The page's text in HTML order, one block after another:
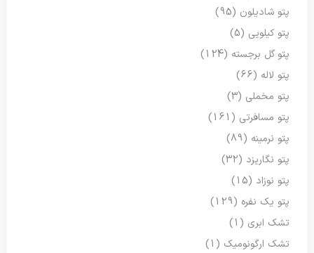
پتو شادیلون (95)
پتو کیلویی (5)
پتو گل برجسته (124)
پتو لاله (66)
پتو مخملی (3)
پتو مسافرتی (161)
پتو نرمینه (89)
پتو نگاریزد (32)
پتو نوزاد (15)
پتو یک نفره (129)
تشک ابری (1)
تشک ارگونومیک (1)